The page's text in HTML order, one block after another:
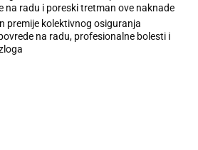
na radu i poreski tretman ove naknade
premije kolektivnog osiguranja
na radu, profesionalne bolesti i